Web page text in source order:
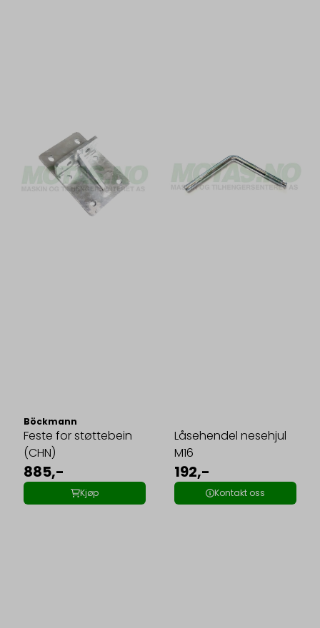
Böckmann
Feste for støttebein
(CHN)
885,-
Kjøp
Låsehendel nesehjul
M16
192,-
Kontakt oss